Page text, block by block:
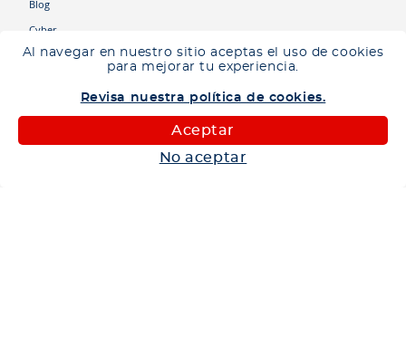
Al navegar en nuestro sitio aceptas el uso de cookies
para mejorar tu experiencia.
Revisa nuestra política de cookies.
Aceptar
No aceptar
Blog
Cyber